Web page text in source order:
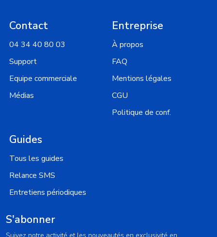
Contact
04 34 40 80 03
Support
Equipe commerciale
Médias
Entreprise
À propos
FAQ
Mentions légales
CGU
Politique de conf.
Guides
Tous les guides
Relance SMS
Entretiens périodiques
S'abonner